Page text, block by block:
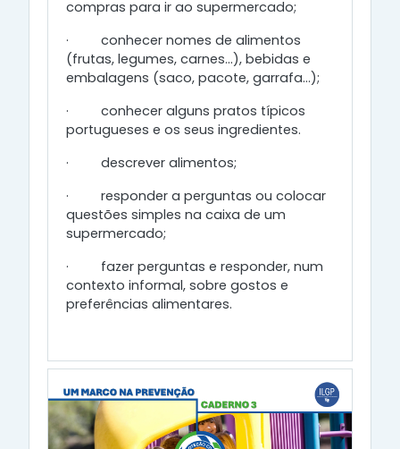
compras para ir ao supermercado;
· conhecer nomes de alimentos
(frutas, legumes, carnes…), bebidas e
embalagens (saco, pacote, garrafa…);
· conhecer alguns pratos típicos
portugueses e os seus ingredientes.
· descrever alimentos;
· responder a perguntas ou colocar
questões simples na caixa de um
supermercado;
· fazer perguntas e responder, num
contexto informal, sobre gostos e
preferências alimentares.